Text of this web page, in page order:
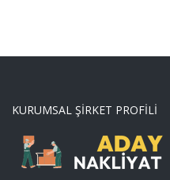
KURUMSAL ŞIRKET PROFILI